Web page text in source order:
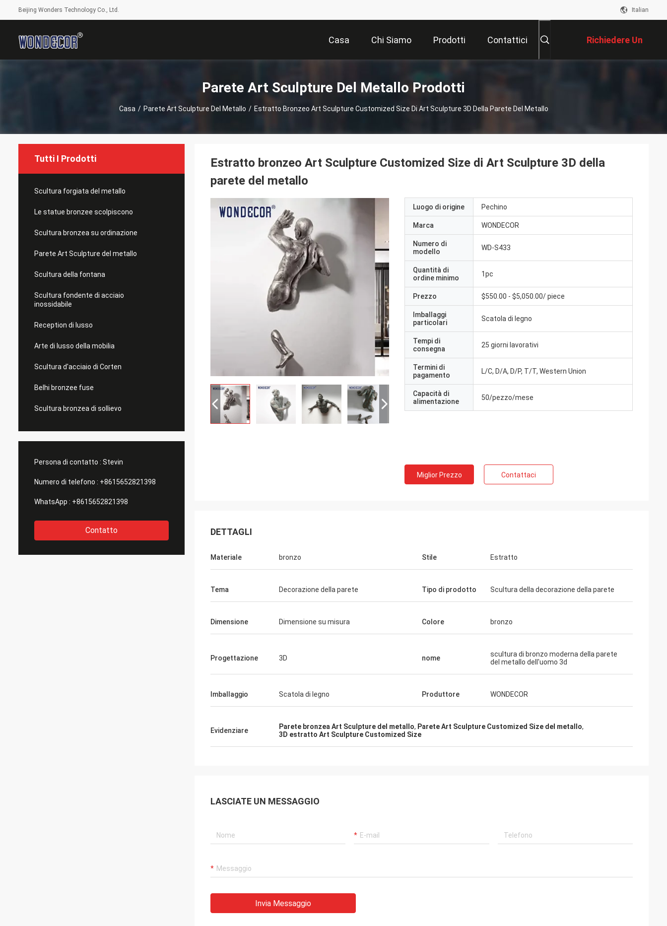
Beijing Wonders Technology Co., Ltd. Italian
Casa Chi Siamo Prodotti Contattici Richiedere Un
Preventivo
Parete Art Sculpture Del Metallo Prodotti
Casa / Parete Art Sculpture Del Metallo / Estratto Bronzeo Art Sculpture Customized Size Di Art Sculpture 3D Della Parete Del Metallo
Tutti I Prodotti
Scultura forgiata del metallo
Le statue bronzee scolpiscono
Scultura bronzea su ordinazione
Parete Art Sculpture del metallo
Scultura della fontana
Scultura fondente di acciaio
inossidabile
Reception di lusso
Arte di lusso della mobilia
Scultura d'acciaio di Corten
Belhi bronzee fuse
Scultura bronzea di sollievo
Persona di contatto : Stevin
Numero di telefono : +8615652821398
WhatsApp : +8615652821398
Contatto
Estratto bronzeo Art Sculpture Customized Size di Art Sculpture 3D della
parete del metallo
Luogo di origine Pechino
Marca WONDECOR
Numero di
modello
WD-S433
Quantità di
ordine minimo
1pc
Prezzo $550.00 - $5,050.00/ piece
Imballaggi
particolari
Scatola di legno
Tempi di
consegna
25 giorni lavorativi
Termini di
pagamento
L/C, D/A, D/P, T/T, Western Union
Capacità di
alimentazione
50/pezzo/mese
Miglior Prezzo Contattaci
DETTAGLI
Materiale bronzo Stile Estratto
Tema Decorazione della parete Tipo di prodotto Scultura della decorazione della parete
Dimensione Dimensione su misura Colore bronzo
Progettazione 3D nome
scultura di bronzo moderna della parete
del metallo dell'uomo 3d
Imballaggio Scatola di legno Produttore WONDECOR
Evidenziare Parete bronzea Art Sculpture del metallo, Parete Art Sculpture Customized Size del metallo,
3D estratto Art Sculpture Customized Size
LASCIATE UN MESSAGGIO
Invia Messaggio